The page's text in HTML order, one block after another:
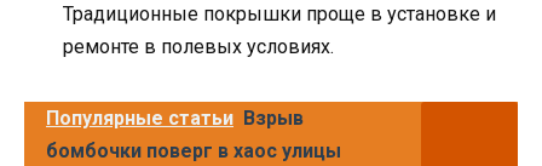
Традиционные покрышки проще в установке и
ремонте в полевых условиях.
Популярные статьи Взрыв
бомбочки поверг в хаос улицы